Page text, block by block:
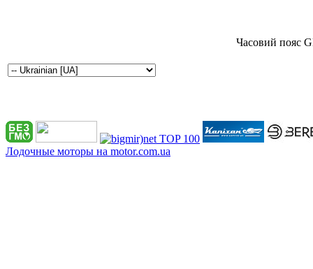
Часовий пояс
Лодочные моторы на motor.com.ua